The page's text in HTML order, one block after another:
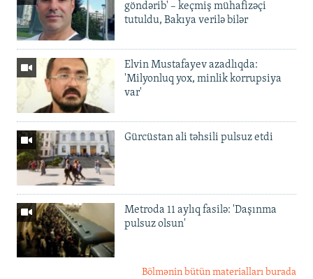
göndərib' – keçmiş mühafizəçi
tutuldu, Bakıya verilə bilər
Elvin Mustafayev azadlıqda:
'Milyonluq yox, minlik korrupsiya
var'
Gürcüstan ali təhsili pulsuz etdi
Metroda 11 aylıq fasilə: 'Daşınma
pulsuz olsun'
Bölmənin bütün materialları burada